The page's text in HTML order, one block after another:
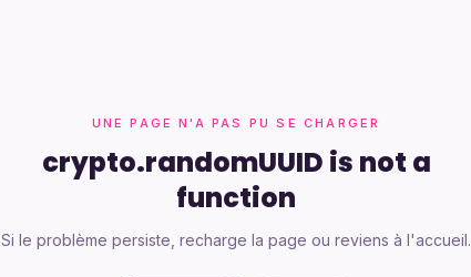
UNE PAGE N'A PAS PU SE CHARGER
crypto.randomUUID is not a
function
Si le problème persiste, recharge la page ou reviens à l'accueil.